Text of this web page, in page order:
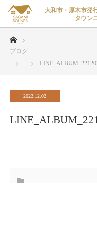
大和市・厚木市発
タウン
ブログ
2022.12.02